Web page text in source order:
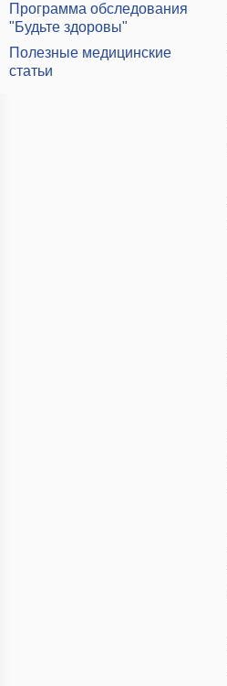
Программа обследования
"Будьте здоровы"
Полезные медицинские
статьи